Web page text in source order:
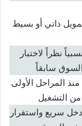
ذاتي أو بسيط
نظراً لاختبار
السوق سابقاً
المراحل الأولى
من التشغيل
سريع واستقرار